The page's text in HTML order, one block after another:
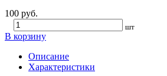
100 руб.
шт
В корзину
Описание
Характеристики